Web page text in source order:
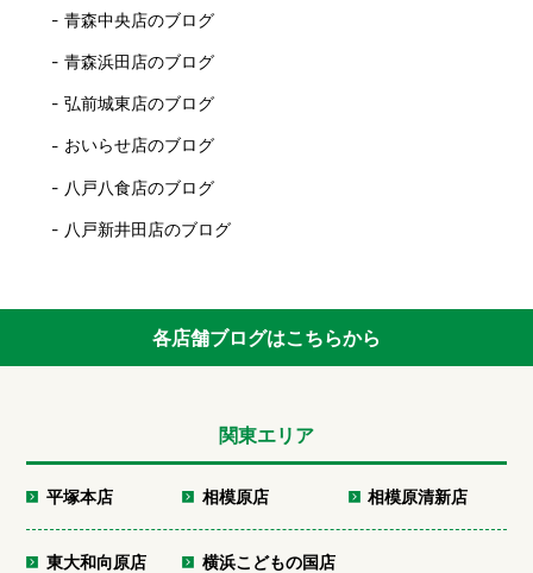
青森中央店のブログ
青森浜田店のブログ
弘前城東店のブログ
おいらせ店のブログ
八戸八食店のブログ
八戸新井田店のブログ
各店舗ブログはこちらから
関東エリア
平塚本店 相模原店 相模原清新店
東大和向原店 横浜こどもの国店